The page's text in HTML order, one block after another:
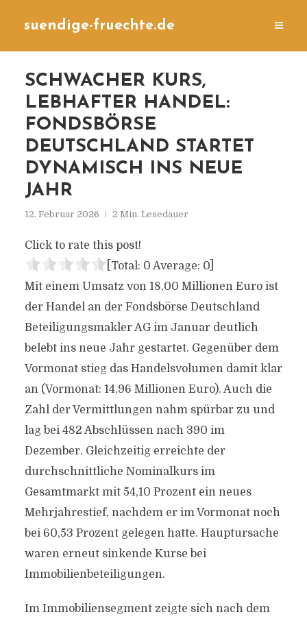
suendige-fruechte.de
SCHWACHER KURS,
LEBHAFTER HANDEL:
FONDSBÖRSE
DEUTSCHLAND STARTET
DYNAMISCH INS NEUE
JAHR
12. Februar 2026 2 Min. Lesedauer
Click to rate this post!
[Total: 0 Average: 0]
Mit einem Umsatz von 18,00 Millionen Euro ist
der Handel an der Fondsbörse Deutschland
Beteiligungsmakler AG im Januar deutlich
belebt ins neue Jahr gestartet. Gegenüber dem
Vormonat stieg das Handelsvolumen damit klar
an (Vormonat: 14,96 Millionen Euro). Auch die
Zahl der Vermittlungen nahm spürbar zu und
lag bei 482 Abschlüssen nach 390 im
Dezember. Gleichzeitig erreichte der
durchschnittliche Nominalkurs im
Gesamtmarkt mit 54,10 Prozent ein neues
Mehrjahrestief, nachdem er im Vormonat noch
bei 60,53 Prozent gelegen hatte. Hauptursache
waren erneut sinkende Kurse bei
Immobilienbeteiligungen.
Im Immobiliensegment zeigte sich nach dem